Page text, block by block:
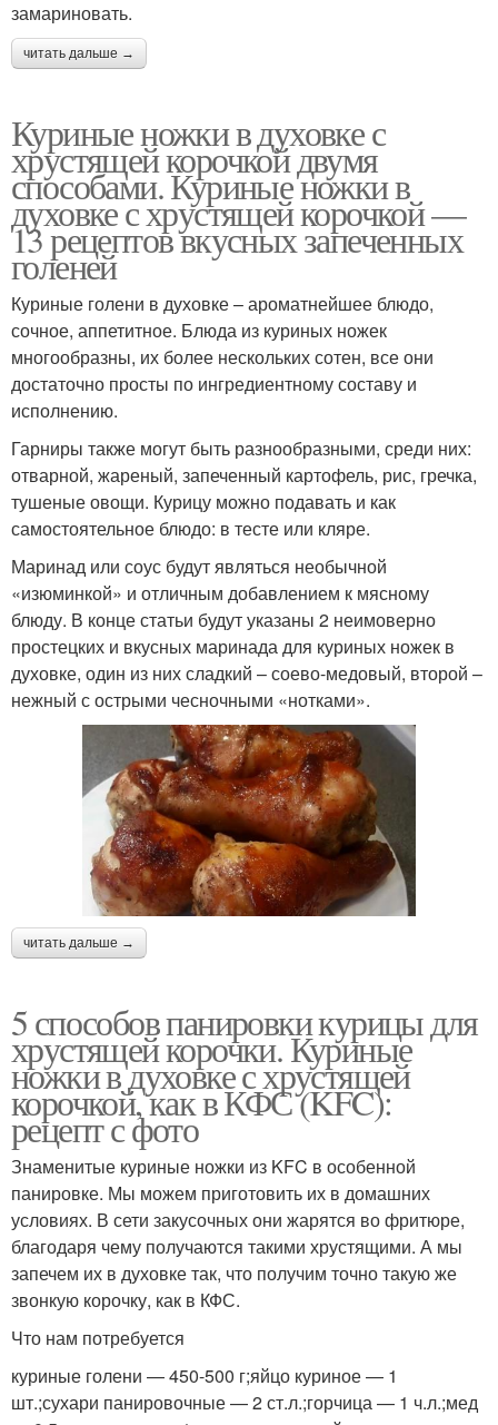
замариновать.
читать дальше →
Куриные ножки в духовке с
хрустящей корочкой двумя
способами. Куриные ножки в
духовке с хрустящей корочкой —
13 рецептов вкусных запеченных
голеней
Куриные голени в духовке – ароматнейшее блюдо,
сочное, аппетитное. Блюда из куриных ножек
многообразны, их более нескольких сотен, все они
достаточно просты по ингредиентному составу и
исполнению.
Гарниры также могут быть разнообразными, среди них:
отварной, жареный, запеченный картофель, рис, гречка,
тушеные овощи. Курицу можно подавать и как
самостоятельное блюдо: в тесте или кляре.
Маринад или соус будут являться необычной
«изюминкой» и отличным добавлением к мясному
блюду. В конце статьи будут указаны 2 неимоверно
простецких и вкусных маринада для куриных ножек в
духовке, один из них сладкий – соево-медовый, второй –
нежный с острыми чесночными «нотками».
читать дальше →
5 способов панировки курицы для
хрустящей корочки. Куриные
ножки в духовке с хрустящей
корочкой, как в КФС (KFC):
рецепт с фото
Знаменитые куриные ножки из KFC в особенной
панировке. Мы можем приготовить их в домашних
условиях. В сети закусочных они жарятся во фритюре,
благодаря чему получаются такими хрустящими. А мы
запечем их в духовке так, что получим точно такую же
звонкую корочку, как в КФС.
Что нам потребуется
куриные голени — 450-500 г;яйцо куриное — 1
шт.;сухари панировочные — 2 ст.л.;горчица — 1 ч.л.;мед